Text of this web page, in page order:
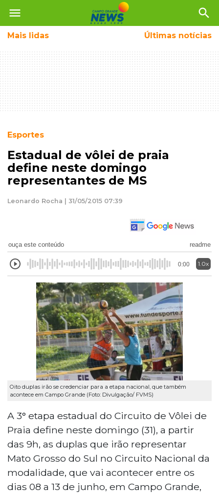
menu search
Mais lidas Últimas notícias
Esportes
Estadual de vôlei de praia
define neste domingo
representantes de MS
Leonardo Rocha | 31/05/2015 07:39
ouça este conteúdo readme
0:00 1.0x
Oito duplas irão se credenciar para a etapa nacional, que também
acontece em Campo Grande (Foto: Divulgação/ FVMS)
A 3° etapa estadual do Circuito de Vôlei de
Praia define neste domingo (31), a partir
das 9h, as duplas que irão representar
Mato Grosso do Sul no Circuito Nacional da
modalidade, que vai acontecer entre os
dias 08 a 13 de junho, em Campo Grande,